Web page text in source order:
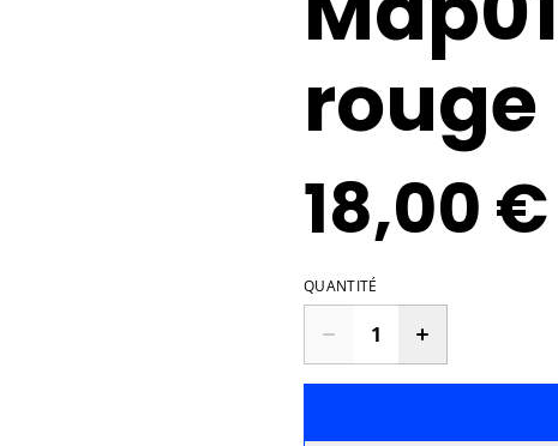
rouge
18,00 €
QUANTITÉ